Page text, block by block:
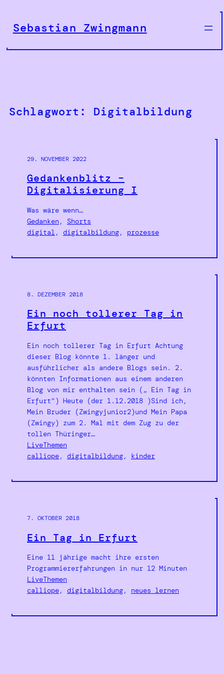
springen
Sebastian Zwingmann
Schlagwort: Digitalbildung
29. NOVEMBER 2022
Gedankenblitz –
Digitalisierung I
Was wäre wenn…
Gedanken, Shorts
digital , digitalbildung, prozesse
8. DEZEMBER 2018
Ein noch tollerer Tag in
Erfurt
Ein noch tollerer Tag in Erfurt Achtung
dieser Blog könnte 1. länger und
ausführlicher als andere Blogs sein. 2.
könnten Informationen aus einem anderen
Blog von mir enthalten sein („ Ein Tag in
Erfurt“) Heute (der 1.12.2018 )Sind ich,
Mein Bruder (Zwingyjunior2)und Mein Papa
(Zwingy) zum 2. Mal mit dem Zug zu der
tollen Thüringer…
LiveThemen
calliope, digitalbildung, kinder
7. OKTOBER 2018
Ein Tag in Erfurt
Eine 11 jährige macht ihre ersten
Programmiererfahrungen in nur 12 Minuten
LiveThemen
calliope, digitalbildung, neues lernen